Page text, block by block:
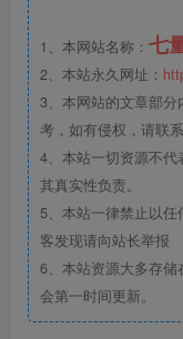
1、本网站名称： 七
2、本站永久网址：
3、本网站的文章部
考，如有侵权，请联
4、本站一切资源不
其真实性负责。
5、本站一律禁止以
客发现请向站长举报
6、本站资源大多存
会第一时间更新。